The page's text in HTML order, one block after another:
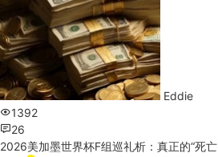
Eddie
1392
26
2026美加墨世界杯F组巡礼析：真正的“死亡